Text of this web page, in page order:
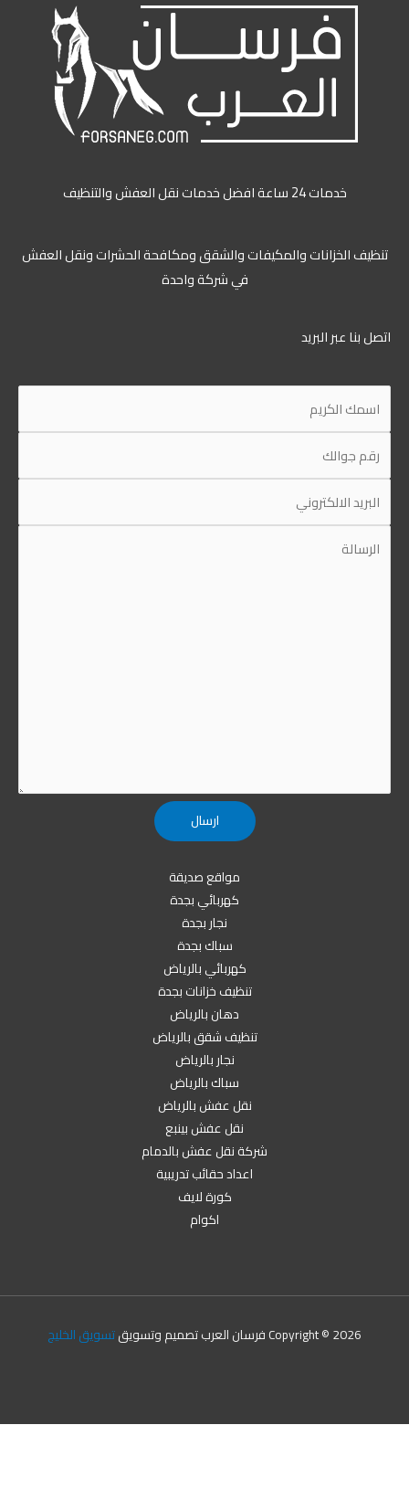
خدمات 24 ساعة افضل خدمات نقل العفش والتنظيف
الخزانات والمكيفات والشقق ومكافحة الحشرات ونقل العفش
في شركة واحدة
بنا عبر البريد
مواقع صديقة
كهربائي بجدة
نجار بجدة
سباك بجدة
كهربائي بالرياض
تنظيف خزانات بجدة
دهان بالرياض
تنظيف شقق بالرياض
نجار بالرياض
سباك بالرياض
نقل عفش بالرياض
نقل عفش بينبع
شركة نقل عفش بالدمام
اعداد حقائب تدريبية
كورة لايف
Copyright © 2026 فرسان العرب تصميم وتسويق تسويق الخليج